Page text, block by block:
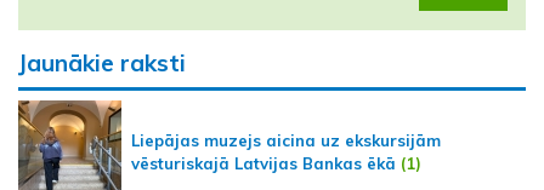
Jaunākie raksti
Liepājas muzejs aicina uz ekskursijām
vēsturiskajā Latvijas Bankas ēkā (1)